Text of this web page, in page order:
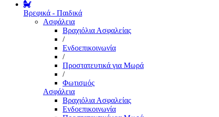
Βρεφικά - Παιδικά
Ασφάλεια
Βραχιόλια Ασφαλείας
/
Ενδοεπικοινωνία
/
Προστατευτικά για Μωρά
/
Φωτισμός
Ασφάλεια
Βραχιόλια Ασφαλείας
Ενδοεπικοινωνία